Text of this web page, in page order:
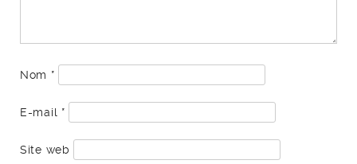
Nom *
E-mail *
Site web